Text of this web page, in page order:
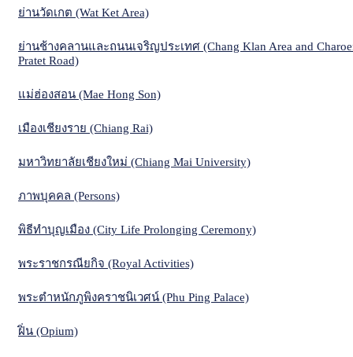
ย่านวัดเกต (Wat Ket Area)
ย่านช้างคลานและถนนเจริญประเทศ (Chang Klan Area and
Pratet Road)
แม่ฮ่องสอน (Mae Hong Son)
เมืองเชียงราย (Chiang Rai)
มหาวิทยาลัยเชียงใหม่ (Chiang Mai University)
ภาพบุคคล (Persons)
พิธีทำบุญเมือง (City Life Prolonging Ceremony)
พระราชกรณียกิจ (Royal Activities)
พระตำหนักภูพิงคราชนิเวศน์ (Phu Ping Palace)
ฝิ่น (Opium)